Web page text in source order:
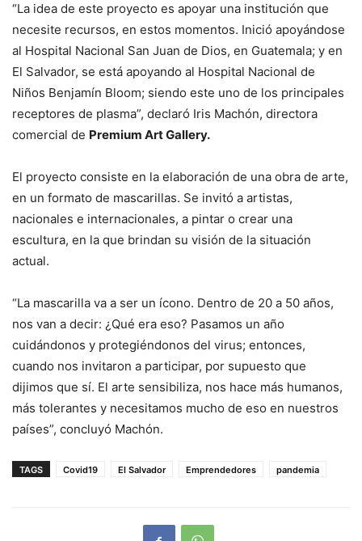
“La idea de este proyecto es apoyar una institución que
necesite recursos, en estos momentos. Inició apoyándose
al Hospital Nacional San Juan de Dios, en Guatemala; y en
El Salvador, se está apoyando al Hospital Nacional de
Niños Benjamín Bloom; siendo este uno de los principales
receptores de plasma”, declaró Iris Machón, directora
comercial de Premium Art Gallery.
El proyecto consiste en la elaboración de una obra de arte,
en un formato de mascarillas. Se invitó a artistas,
nacionales e internacionales, a pintar o crear una
escultura, en la que brindan su visión de la situación
actual.
“La mascarilla va a ser un ícono. Dentro de 20 a 50 años,
nos van a decir: ¿Qué era eso? Pasamos un año
cuidándonos y protegiéndonos del virus; entonces,
cuando nos invitaron a participar, por supuesto que
dijimos que sí. El arte sensibiliza, nos hace más humanos,
más tolerantes y necesitamos mucho de eso en nuestros
países”, concluyó Machón.
TAGS Covid19 El Salvador Emprendedores pandemia